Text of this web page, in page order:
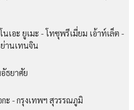
เอะ ยูเมะ - โทซุพรีเมี่ยม เอ้าท์เล็ต -
ย่านเทนจิน
ธยาศัย
ะ - กรุงเทพฯ สุวรรณภูมิ